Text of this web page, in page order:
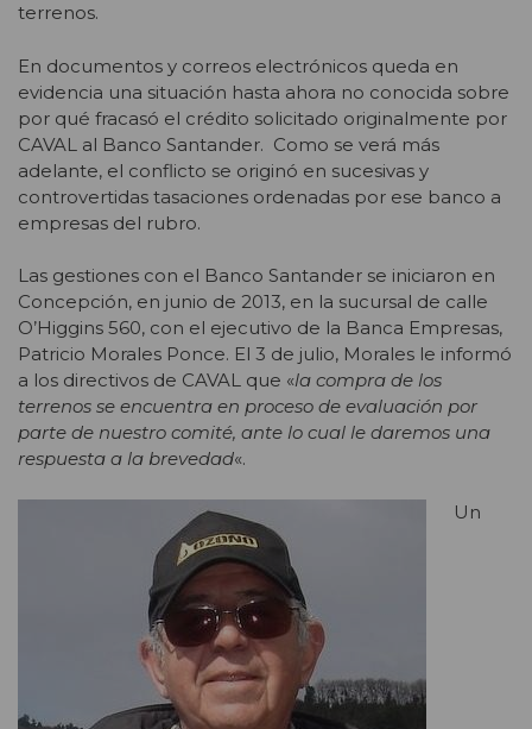
terrenos.
En documentos y correos electrónicos queda en
evidencia una situación hasta ahora no conocida sobre
por qué fracasó el crédito solicitado originalmente por
CAVAL al Banco Santander. Como se verá más
adelante, el conflicto se originó en sucesivas y
controvertidas tasaciones ordenadas por ese banco a
empresas del rubro.
Las gestiones con el Banco Santander se iniciaron en
Concepción, en junio de 2013, en la sucursal de calle
O’Higgins 560, con el ejecutivo de la Banca Empresas,
Patricio Morales Ponce. El 3 de julio, Morales le informó
a los directivos de CAVAL que «la compra de los
terrenos se encuentra en proceso de evaluación por
parte de nuestro comité, ante lo cual le daremos una
respuesta a la brevedad«.
Un